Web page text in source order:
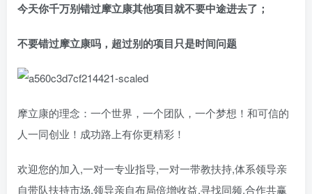
今天你千万别错过摩立康其他项目就不要中途进去了；
不要错过摩立康吗，超过别的项目只是时间问题
摩立康的理念：一个世界，一个团队，一个梦想！和可信的
人一同创业！成功路上有你更精彩！
欢迎您的加入,一对一专业指导,一对一带教扶持,体系领导亲
自带队扶持市场,领导亲自布局倍增收益,寻找同频,合作共赢